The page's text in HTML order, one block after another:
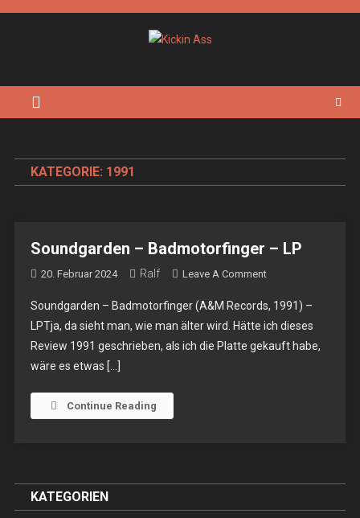
KATEGORIE: 1991
Soundgarden – Badmotorfinger – LP
20. Februar 2024 Ralf Leave A CommentOn
–
Badmotorfinger
–
Soundgarden – Badmotorfinger (A&M Records, 1991) –
LPTja, da sieht man, wie man älter wird. Hätte ich dieses
Review 1991 geschrieben, als ich die Platte gekauft habe,
wäre es etwas […]
Continue Reading
KATEGORIEN